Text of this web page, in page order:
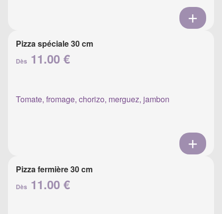
Pizza spéciale 30 cm
Dès 11.00 €
Tomate, fromage, chorizo, merguez, jambon
Pizza fermière 30 cm
Dès 11.00 €